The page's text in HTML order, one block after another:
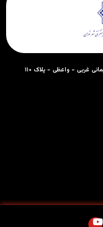
غربی - واعظی - پلاک ۱۱۰